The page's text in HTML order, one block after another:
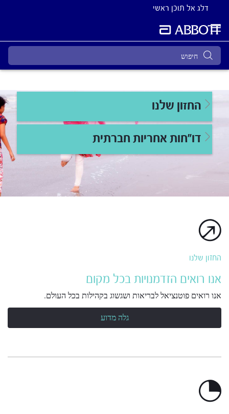
דלג אל תוכן ראשי
החזון שלנו
דו"חות אחריות חברתית
החזון שלנו
אנו רואים הזדמנויות בכל מקום
אנו רואים פוטנציאל לבריאות ושגשוג בקהילות בכל העולם.
גלה מדוע